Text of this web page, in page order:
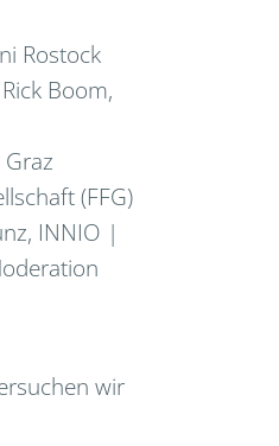
Rostock
Boom,
(FFG)
INNIO |
wir